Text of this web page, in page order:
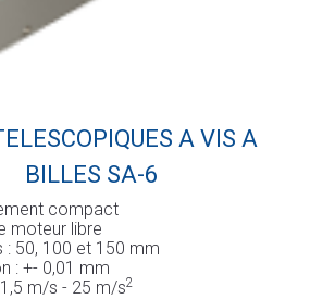
A VIS A
BILLES SA-6
compact
moteur libre
: 50, 100 et 150 mm
: +- 0,01 mm
m/s - 25 m/s2